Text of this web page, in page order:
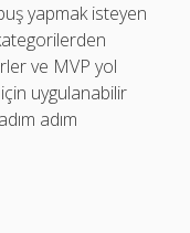
yapmak isteyen
ve MVP yol
uygulanabilir
adım